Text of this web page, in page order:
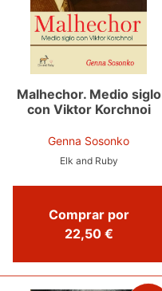
Malhechor. Medio siglo
con Viktor Korchnoi
Genna Sosonko
Elk and Ruby
Comprar por
22,50 €